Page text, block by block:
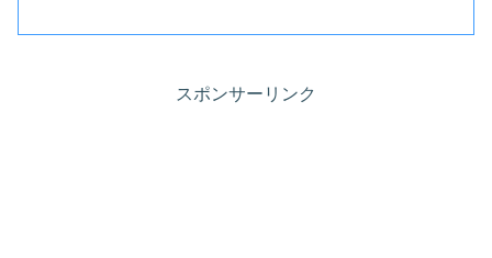
スポンサーリンク